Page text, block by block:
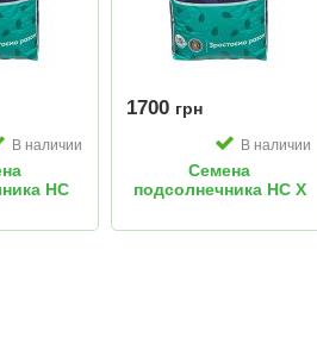
В наличии
НС
1700 грн
В наличии
Семена
подсолнечника НС Х